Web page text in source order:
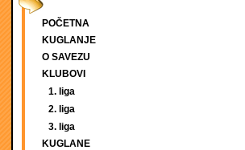
POČETNA
KUGLANJE
O SAVEZU
KLUBOVI
1. liga
2. liga
3. liga
KUGLANE